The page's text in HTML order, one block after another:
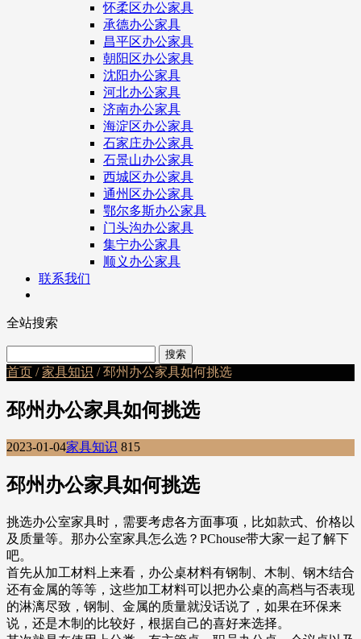
怀柔区办公家具
承德办公家具
昌平区办公家具
朝阳区办公家具
沈阳办公家具
河北办公家具
济南办公家具
海淀区办公家具
石家庄办公家具
石景山办公家具
西城区办公家具
通州区办公家具
鄂尔多斯办公家具
门头沟办公家具
集宁办公家具
顺义办公家具
联系我们
全站搜索
首页 /家具知识 / 邳州办公家具如何挑选
邳州办公家具如何挑选
2023-01-04家具知识 815
邳州办公家具如何挑选
挑选办公室家具时，需要考虑各方面事项，比如款式、价格以
及质量等。那办公室家具怎么选？PChouse带大家一起了解下
吧。
首先从加工材料上来看，办公桌材料有钢制、木制、钢木结合
还有金属的等等，这些加工材料可以把办公桌的高档与否表现
的淋漓尽致，钢制、金属的质量就没话说了，如果在环保来
说，还是木制的比较好，根据自己的喜好来选择。